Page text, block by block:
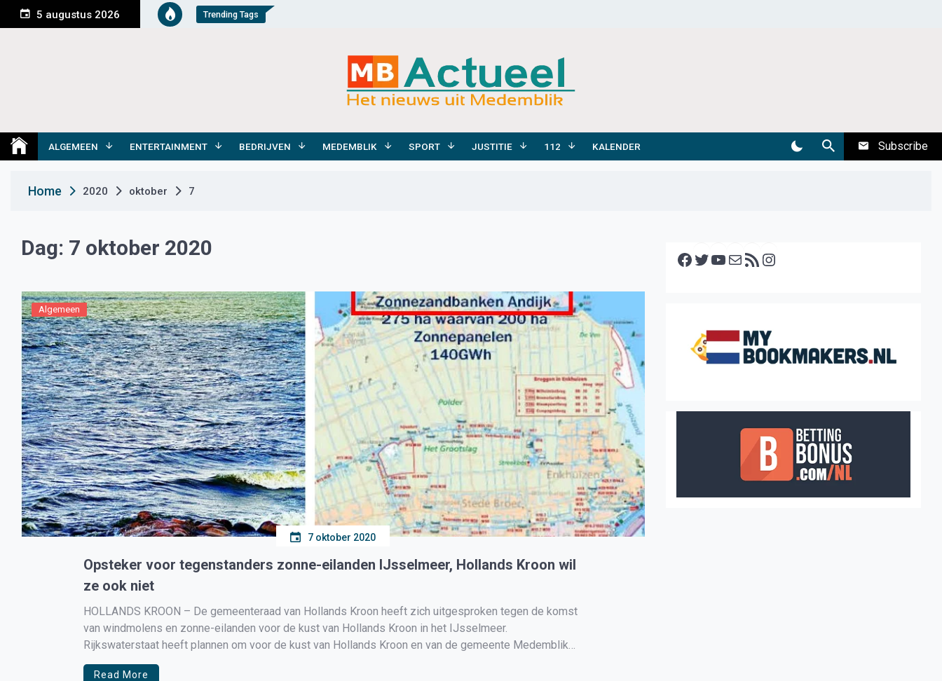
n
e
5 augustus 2026 Trending Tags
Medemblik Actueel
ALGEMEEN ENTERTAINMENT BEDRIJVEN MEDEMBLIK SPORT JUSTITIE 112 KALENDER Subscribe
Home 2020 oktober 7
Dag: 7 oktober 2020
Algemeen
7 oktober 2020
Opsteker voor tegenstanders zonne-eilanden IJsselmeer, Hollands Kroon wil
ze ook niet
HOLLANDS KROON – De gemeenteraad van Hollands Kroon heeft zich uitgesproken tegen de komst
van windmolens en zonne-eilanden voor de kust van Hollands Kroon in het IJsselmeer.
Rijkswaterstaat heeft plannen om voor de kust van Hollands Kroon en van de gemeente Medemblik
windmolens en eilanden te realiseren. Op deze eilanden […]
Read More
Facebook Twitter YouTube E-mail RSS feed